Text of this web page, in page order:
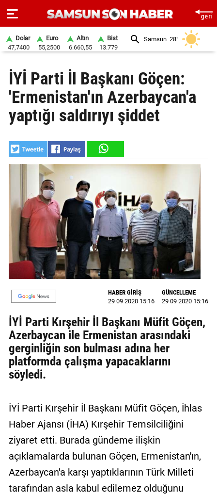
SAYFA
SAMSUN
HABER
GÜNDEM
SİYASET
EKONOMİ
DÜNYA
MAGAZİN
GALERİ
VİDEO
YAZARLAR
BİZE
ULAŞIN
Künye
İletişim
Politikası
Dolar
47,7400
Euro
55,2500
Altın
6.660,55
Bist
13.779
Samsun 28°
İYİ Parti İl Başkanı Göçen:
'Ermenistan'ın Azerbaycan'a
yaptığı saldırıyı şiddet
HABER GİRİŞ
29 09 2020 15:16
GÜNCELLEME
29 09 2020 15:16
İYİ Parti Kırşehir İl Başkanı Müfit Göçen,
Azerbaycan ile Ermenistan arasındaki
gerginliğin son bulması adına her
platformda çalışma yapacaklarını
söyledi.
İYİ Parti Kırşehir İl Başkanı Müfit Göçen, İhlas
Haber Ajansı (İHA) Kırşehir Temsilciliğini
ziyaret etti. Burada gündeme ilişkin
açıklamalarda bulunan Göçen, Ermenistan'ın,
Azerbaycan'a karşı yaptıklarının Türk Milleti
tarafından asla kabul edilemez olduğunu